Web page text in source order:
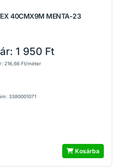
40CMX9M MENTA-23
1 950 Ft
216,66 Ft/méter
3380001071
Kosárba